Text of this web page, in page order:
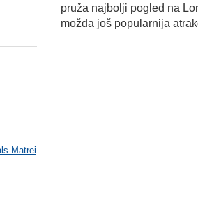
Matrei
pruža najbolji pogled na
možda još popularnija